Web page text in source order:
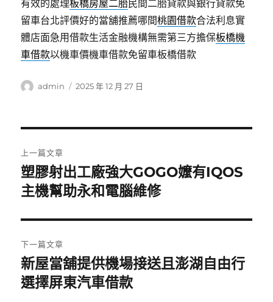
有效的處理板橋房屋二胎民間二胎貸款與銀行貸款免
留車台北評價好的當舖推薦哪間桃園借款合法利息實
體店面急用借款生活金融機構無需第三方擔保板橋機
車借款以機車價機車借款免留車板橋借款
作
admin
發
2025 年 12 月 27 日
章
導
覽
上一篇文章
上
一
文
章:
塑膠射出工廠強大GOGO嬤有IQOS
主機幫助永和電腦維修
下一篇文章
下
一
新屋當舖提供機場接送且澎湖自由行
選擇屏東汽車借款